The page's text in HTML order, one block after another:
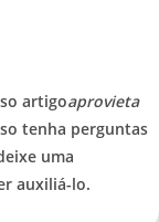
artigoaprovieta
tenha perguntas
uma
auxiliá-lo.